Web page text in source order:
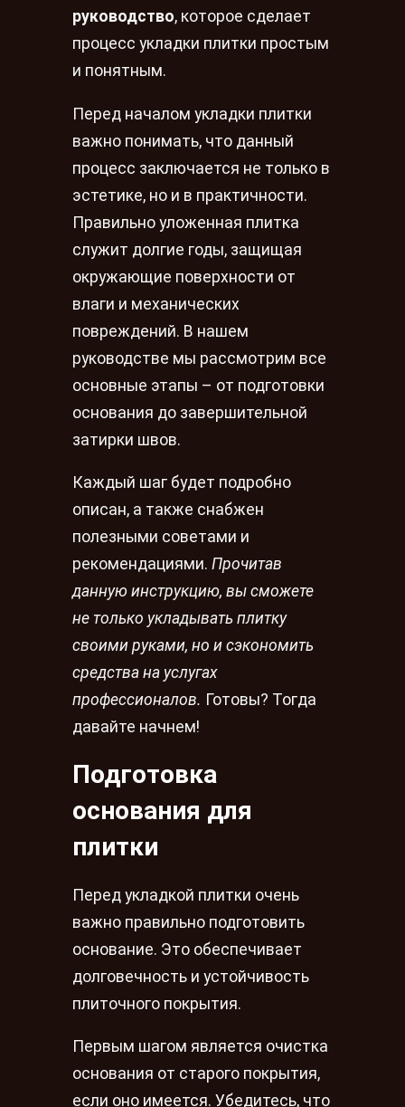
руководство, которое сделает
процесс укладки плитки простым
и понятным.
Перед началом укладки плитки
важно понимать, что данный
процесс заключается не только в
эстетике, но и в практичности.
Правильно уложенная плитка
служит долгие годы, защищая
окружающие поверхности от
влаги и механических
повреждений. В нашем
руководстве мы рассмотрим все
основные этапы – от подготовки
основания до завершительной
затирки швов.
Каждый шаг будет подробно
описан, а также снабжен
полезными советами и
рекомендациями. Прочитав
данную инструкцию, вы сможете
не только укладывать плитку
своими руками, но и сэкономить
средства на услугах
профессионалов. Готовы? Тогда
давайте начнем!
Подготовка
основания для
плитки
Перед укладкой плитки очень
важно правильно подготовить
основание. Это обеспечивает
долговечность и устойчивость
плиточного покрытия.
Первым шагом является очистка
основания от старого покрытия,
если оно имеется. Убедитесь, что